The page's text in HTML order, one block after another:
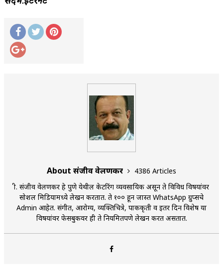
About संजीव वेलणकर
4386 Articles
श्री. संजीव वेलणकर हे पुणे येथील केटरिंग व्यवसायिक असून ते विविध विषयांवर
सोशल मिडियामध्ये लेखन करतात. ते १०० हून जास्त WhatsApp ग्रुप्सचे
Admin आहेत. संगीत, आरोग्य, व्यक्तिचित्रे, पाककृती व इतर दिन विशेष या
विषयांवर फेसबुकवर ही ते नियमितपणे लेखन करत असतात.